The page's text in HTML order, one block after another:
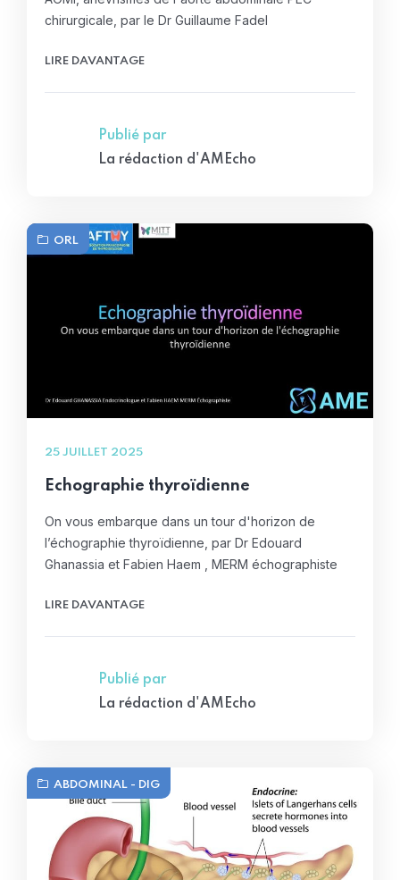
chirurgicale, par le Dr Guillaume Fadel
LIRE DAVANTAGE
Publié par
La rédaction d'AMEcho
ORL
25 JUILLET 2025
Echographie thyroïdienne
On vous embarque dans un tour d'horizon de
l’échographie thyroïdienne, par Dr Edouard
Ghanassia et Fabien Haem , MERM échographiste
LIRE DAVANTAGE
Publié par
La rédaction d'AMEcho
ABDOMINAL - DIG